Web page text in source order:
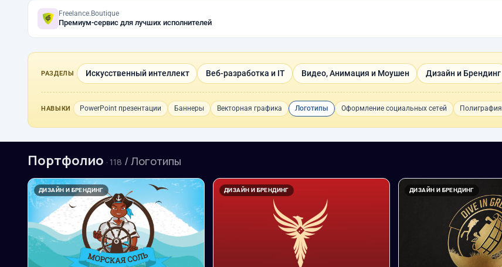
Freelance.Boutique
Премиум-сервис для лучших исполнителей
РАЗДЕЛЫ Искусственный интеллект Веб-разработка и IT Видео, Анимация и Моушен Дизайн и Брендинг
НАВЫКИ PowerPoint презентации Баннеры Векторная графика Логотипы Оформление социальных сетей Полиграфия
Портфолио · 118 / Логотипы
ДИЗАЙН И БРЕНДИНГ ДИЗАЙН И БРЕНДИНГ ДИЗАЙН И БРЕНДИНГ